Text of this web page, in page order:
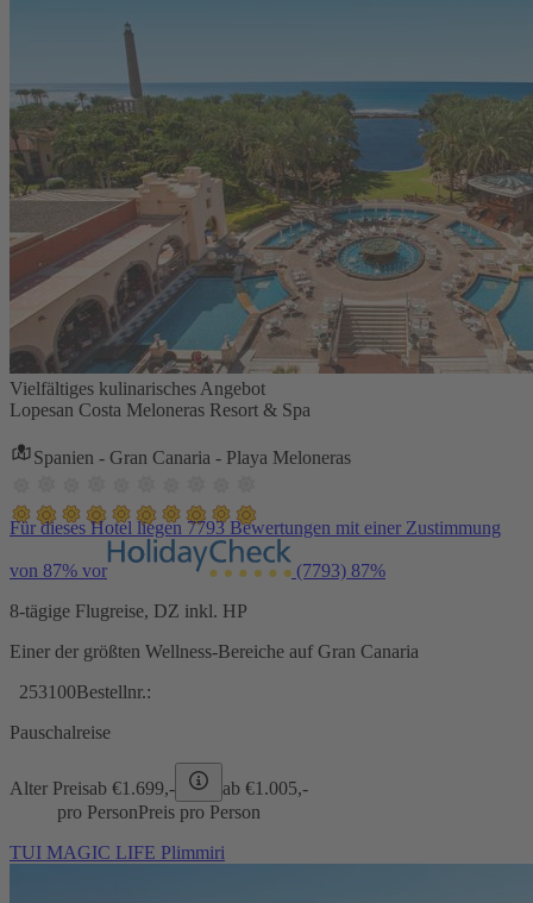
Vielfältiges kulinarisches Angebot
Lopesan Costa Meloneras Resort & Spa
Spanien - Gran Canaria - Playa Meloneras
Für dieses Hotel liegen 7793 Bewertungen mit einer Zustimmung
von 87% vor (7793) 87%
8-tägige Flugreise, DZ inkl. HP
Einer der größten Wellness-Bereiche auf Gran Canaria
253100Bestellnr.:
Pauschalreise
Alter Preisab €1.699,- ab €1.005,-
pro PersonPreis pro Person
TUI MAGIC LIFE Plimmiri